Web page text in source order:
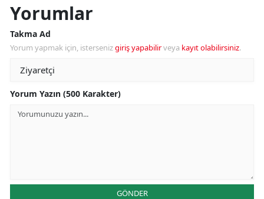
Yorumlar
Takma Ad
Yorum yapmak için, istersenizgiriş yapabilirveya kayıt olabilirsiniz.
Yorum Yazın (500 Karakter)
GÖNDER